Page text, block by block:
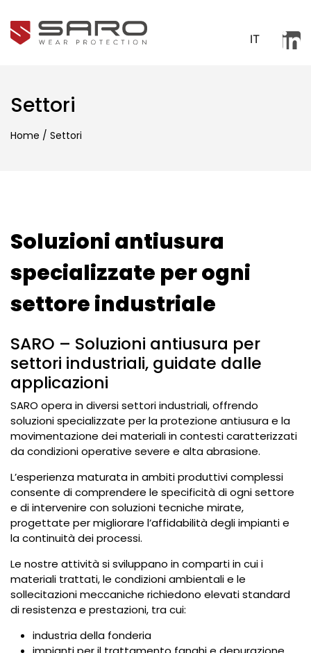
IT
Settori
Home / Settori
Soluzioni antiusura
specializzate per ogni
settore industriale
SARO – Soluzioni antiusura per
settori industriali, guidate dalle
applicazioni
SARO opera in diversi settori industriali, offrendo
soluzioni specializzate per la protezione antiusura e la
movimentazione dei materiali in contesti caratterizzati
da condizioni operative severe e alta abrasione.
L’esperienza maturata in ambiti produttivi complessi
consente di comprendere le specificità di ogni settore
e di intervenire con soluzioni tecniche mirate,
progettate per migliorare l’affidabilità degli impianti e
la continuità dei processi.
Le nostre attività si sviluppano in comparti in cui i
materiali trattati, le condizioni ambientali e le
sollecitazioni meccaniche richiedono elevati standard
di resistenza e prestazioni, tra cui:
industria della fonderia